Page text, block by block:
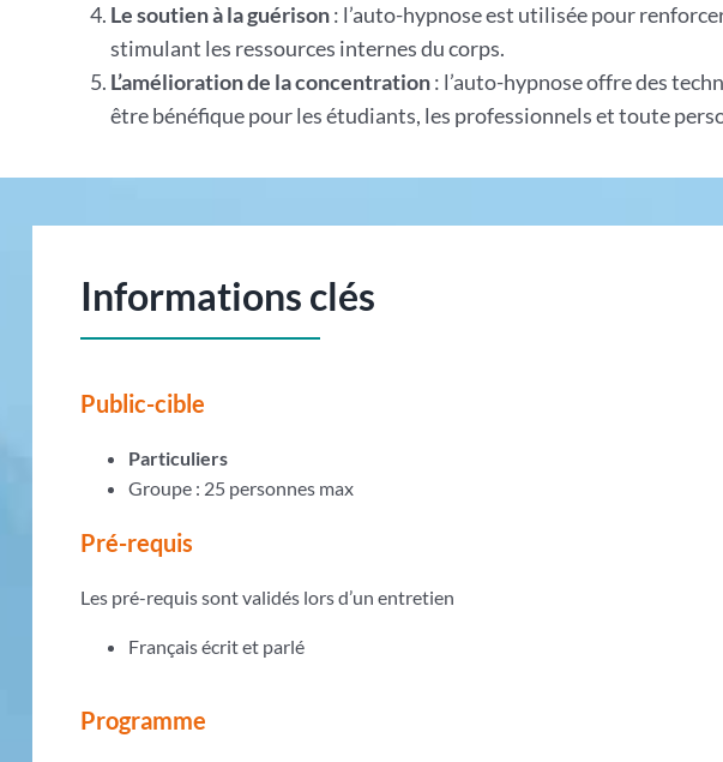
Le soutien à la guérison: l’auto-hypnose est utilisée pour
stimulant les ressources internes du corps.
L’amélioration de la concentration: l’auto-hypnose offre des
être bénéfique pour les étudiants, les professionnels et toute
Informations clés
Public-cible
Particuliers
Groupe : 25 personnes max
Pré-requis
Les pré-requis sont validés lors d’un entretien
Français écrit et parlé
Programme